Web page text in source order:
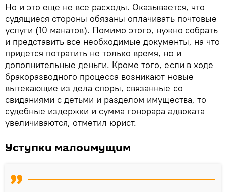
Но и это еще не все расходы. Оказывается, что
судящиеся стороны обязаны оплачивать почтовые
услуги (10 манатов). Помимо этого, нужно собрать
и представить все необходимые документы, на что
придется потратить не только время, но и
дополнительные деньги. Кроме того, если в ходе
бракоразводного процесса возникают новые
вытекающие из дела споры, связанные со
свиданиями с детьми и разделом имущества, то
судебные издержки и сумма гонорара адвоката
увеличиваются, отметил юрист.
Уступки малоимущим